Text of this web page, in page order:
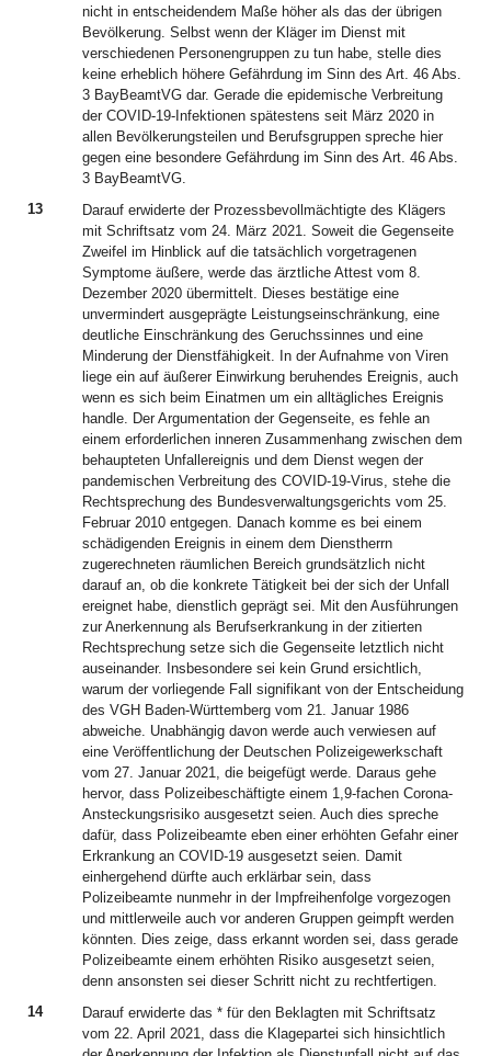
nicht in entscheidendem Maße höher als das der übrigen
Bevölkerung. Selbst wenn der Kläger im Dienst mit
verschiedenen Personengruppen zu tun habe, stelle dies
keine erheblich höhere Gefährdung im Sinn des Art. 46 Abs.
3 BayBeamtVG dar. Gerade die epidemische Verbreitung
der COVID-19-Infektionen spätestens seit März 2020 in
allen Bevölkerungsteilen und Berufsgruppen spreche hier
gegen eine besondere Gefährdung im Sinn des Art. 46 Abs.
3 BayBeamtVG.
13
Darauf erwiderte der Prozessbevollmächtigte des Klägers
mit Schriftsatz vom 24. März 2021. Soweit die Gegenseite
Zweifel im Hinblick auf die tatsächlich vorgetragenen
Symptome äußere, werde das ärztliche Attest vom 8.
Dezember 2020 übermittelt. Dieses bestätige eine
unvermindert ausgeprägte Leistungseinschränkung, eine
deutliche Einschränkung des Geruchssinnes und eine
Minderung der Dienstfähigkeit. In der Aufnahme von Viren
liege ein auf äußerer Einwirkung beruhendes Ereignis, auch
wenn es sich beim Einatmen um ein alltägliches Ereignis
handle. Der Argumentation der Gegenseite, es fehle an
einem erforderlichen inneren Zusammenhang zwischen dem
behaupteten Unfallereignis und dem Dienst wegen der
pandemischen Verbreitung des COVID-19-Virus, stehe die
Rechtsprechung des Bundesverwaltungsgerichts vom 25.
Februar 2010 entgegen. Danach komme es bei einem
schädigenden Ereignis in einem dem Dienstherrn
zugerechneten räumlichen Bereich grundsätzlich nicht
darauf an, ob die konkrete Tätigkeit bei der sich der Unfall
ereignet habe, dienstlich geprägt sei. Mit den Ausführungen
zur Anerkennung als Berufserkrankung in der zitierten
Rechtsprechung setze sich die Gegenseite letztlich nicht
auseinander. Insbesondere sei kein Grund ersichtlich,
warum der vorliegende Fall signifikant von der Entscheidung
des VGH Baden-Württemberg vom 21. Januar 1986
abweiche. Unabhängig davon werde auch verwiesen auf
eine Veröffentlichung der Deutschen Polizeigewerkschaft
vom 27. Januar 2021, die beigefügt werde. Daraus gehe
hervor, dass Polizeibeschäftigte einem 1,9-fachen Corona-
Ansteckungsrisiko ausgesetzt seien. Auch dies spreche
dafür, dass Polizeibeamte eben einer erhöhten Gefahr einer
Erkrankung an COVID-19 ausgesetzt seien. Damit
einhergehend dürfte auch erklärbar sein, dass
Polizeibeamte nunmehr in der Impfreihenfolge vorgezogen
und mittlerweile auch vor anderen Gruppen geimpft werden
könnten. Dies zeige, dass erkannt worden sei, dass gerade
Polizeibeamte einem erhöhten Risiko ausgesetzt seien,
denn ansonsten sei dieser Schritt nicht zu rechtfertigen.
14
Darauf erwiderte das * für den Beklagten mit Schriftsatz
vom 22. April 2021, dass die Klagepartei sich hinsichtlich